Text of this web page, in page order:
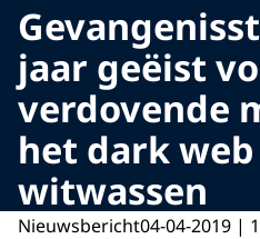
jaar geëist
verdovende
het dark
witwassen
Nieuwsbericht04-04-2019 |